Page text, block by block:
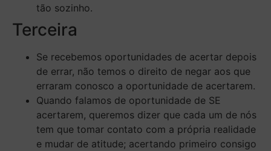
tão sozinho.
Terceira
Se recebemos oportunidades de acertar depois
de errar, não temos o direito de negar aos que
erraram conosco a oportunidade de acertarem.
Quando falamos de oportunidade de SE
acertarem, queremos dizer que cada um de nós
tem que tomar contato com a própria realidade
e mudar de atitude; acertando primeiro consigo